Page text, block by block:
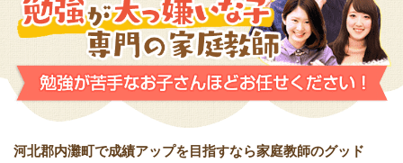
河北郡内灘町で成績アップを目指すなら家庭教師のグッド